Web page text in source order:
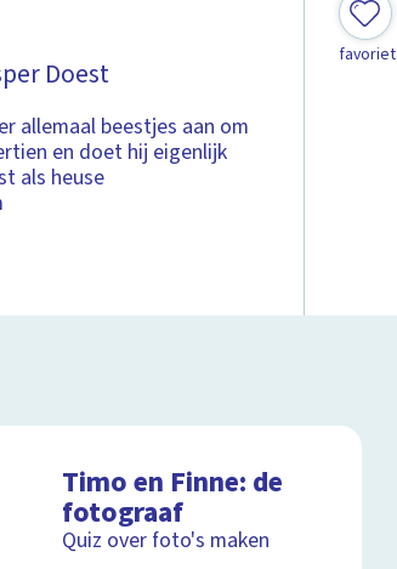
Doest
allemaal beestjes aan om
en doet hij eigenlijk
als heuse
favoriet
Timo en Finne: de
fotograaf
Quiz over foto's maken